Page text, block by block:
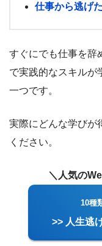
仕事から逃げ
すぐにでも仕事を辞
で実践的なスキルが
一つです。
実際にどんな学びが
ください。
＼人気の
10種
>> 人生逃